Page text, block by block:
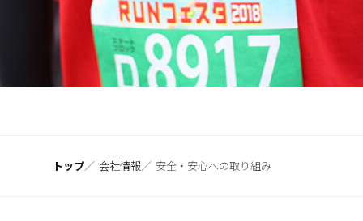
トップ 会社情報 安全・安心への取り組み